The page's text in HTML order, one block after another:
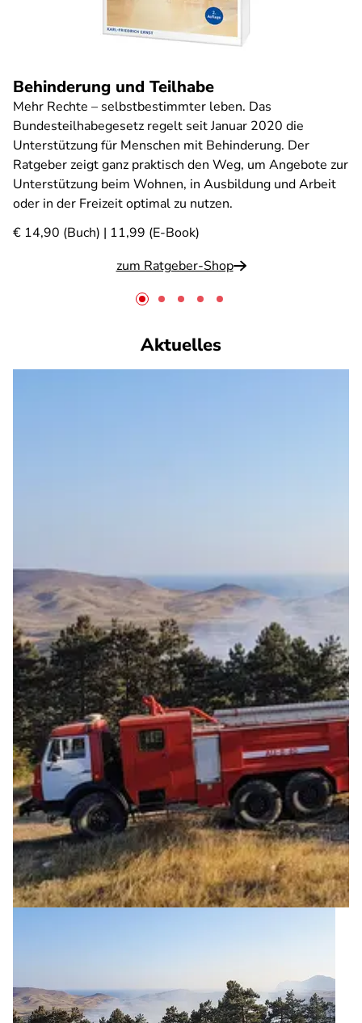
Behinderung und Teilhabe
Mehr Rechte – selbstbestimmter leben. Das
Bundesteilhabegesetz regelt seit Januar 2020 die
Unterstützung für Menschen mit Behinderung. Der
Ratgeber zeigt ganz praktisch den Weg, um Angebote zur
Unterstützung beim Wohnen, in Ausbildung und Arbeit
oder in der Freizeit optimal zu nutzen.
€ 14,90 (Buch) | 11,99 (E-Book)
zum Ratgeber-Shop
Aktuelles